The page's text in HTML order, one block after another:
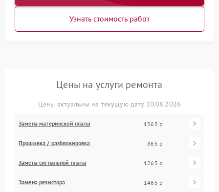
Узнать стоимость работ
Цены на услуги ремонта
Цены актуальны на текущую дату 10.08.2026
Замена материнской платы 1565 р
Прошивка / разблокировка 865 р
Замена сигнальной платы 1265 р
Замена резистора 1465 р